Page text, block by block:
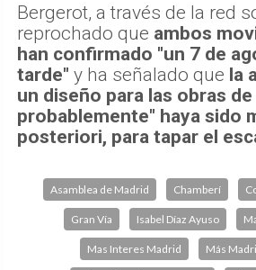
Bergerot, a través de la red
reprochado que ambos
han confirmado "un 7 de
tarde" y ha señalado que la
un diseño para las obras
probablemente" haya sido
posteriori, para tapar el
Asamblea de Madrid Chamberí
Gran Vía Isabel Díaz Ayuso
Mas Interes Madrid Más